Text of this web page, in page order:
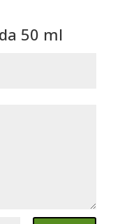
50 ml